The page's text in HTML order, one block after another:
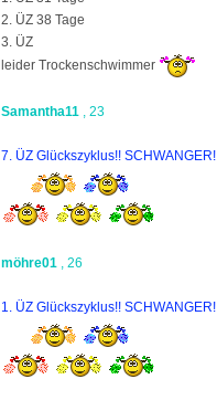
2. ÜZ 38 Tage
3. ÜZ
leider Trockenschwimmer
Samantha11 , 23
7. ÜZ Glückszyklus!! SCHWANGER!
möhre01 , 26
1. ÜZ Glückszyklus!! SCHWANGER!